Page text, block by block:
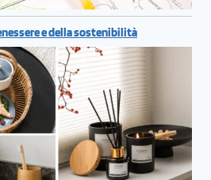
e della sostenibilità